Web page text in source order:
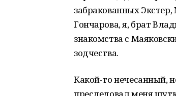
забракованных
Гончарова, я, брат
знакомства с
зодчества.
Какой-то нечесанный,